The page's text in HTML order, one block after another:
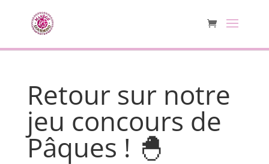
Retour sur notre
jeu concours de
Pâques ! 🐣